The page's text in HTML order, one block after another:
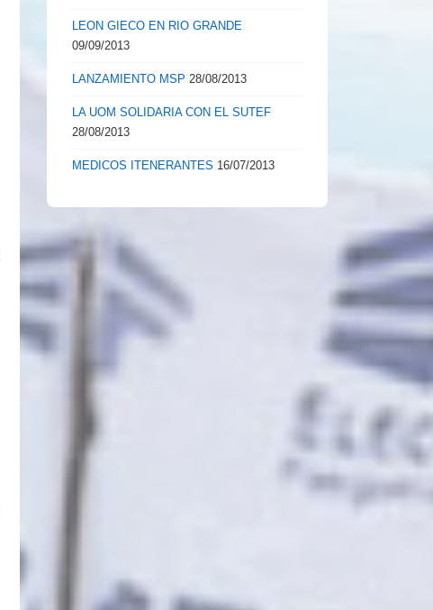
LEON GIECO EN RIO GRANDE
09/09/2013
LANZAMIENTO MSP 28/08/2013
LA UOM SOLIDARIA CON EL SUTEF
28/08/2013
MEDICOS ITENERANTES 16/07/2013